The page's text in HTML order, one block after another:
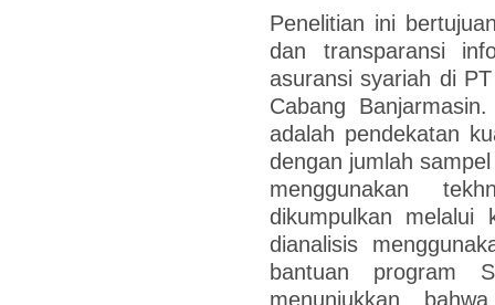
Penelitian ini
dan transparansi
asuransi syariah di
Cabang
adalah pendekatan
dengan jumlah
menggunakan
dikumpulkan melalui
dianalisis
bantuan program
menunjukkan